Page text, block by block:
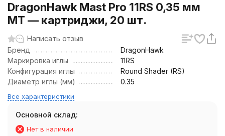
DragonHawk Mast Pro 11RS 0,35 мм
MT — картриджи, 20 шт.
Написать отзыв
Бренд
DragonHawk
Маркировка иглы
11RS
Конфигурация иглы
Round Shader (RS)
Диаметр иглы (мм)
0.35
Все характеристики
Основной склад:
Нет в наличии